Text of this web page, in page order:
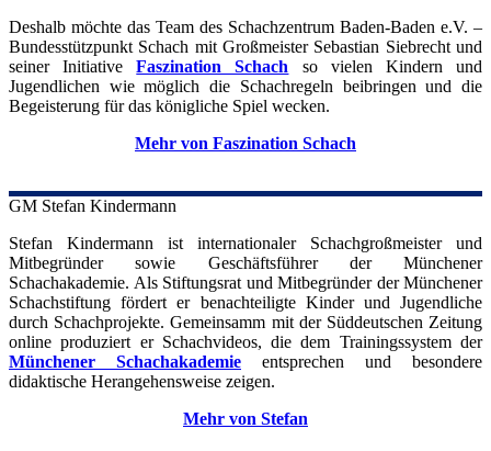
Deshalb möchte das Team des Schachzentrum Baden-Baden e.V. –
Bundesstützpunkt Schach mit Großmeister Sebastian Siebrecht und
seiner InitiativeFaszination Schach so vielen Kindern und
Jugendlichen wie möglich die Schachregeln beibringen und die
Begeisterung für das königliche Spiel wecken.
Mehr von Faszination Schach
GM Stefan Kindermann
Stefan Kindermann ist internationaler Schachgroßmeister und
Mitbegründer sowie Geschäftsführer der Münchener
Schachakademie. Als Stiftungsrat und Mitbegründer der Münchener
Schachstiftung fördert er benachteiligte Kinder und Jugendliche
durch Schachprojekte. Gemeinsamm mit der Süddeutschen Zeitung
online produziert er Schachvideos, die dem Trainingssystem der
Münchener Schachakademie entsprechen und besondere
didaktische Herangehensweise zeigen.
Mehr von Stefan